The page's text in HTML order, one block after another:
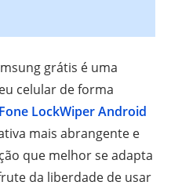
grátis é uma
celular de forma
LockWiper Android
mais abrangente e
que melhor se adapta
da liberdade de usar